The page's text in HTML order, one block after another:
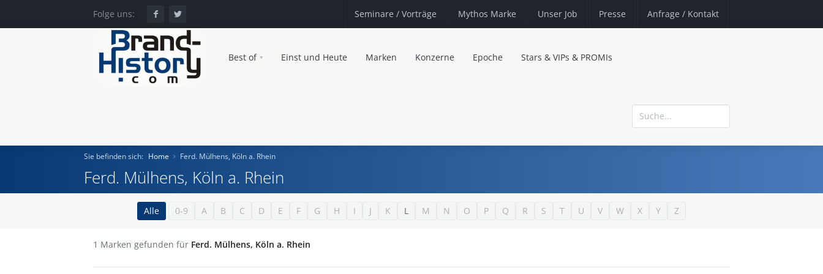
Folge uns: Seminare / Vorträge Mythos Marke Unser Job Presse Anfrage / Kontakt
Best of Einst und Heute Marken Konzerne Epoche Stars & VIPs & PROMIs
Sie befinden sich: Home Ferd. Mülhens, Köln a. Rhein
Ferd. Mülhens, Köln a. Rhein
Alle 0-9 A B C D E F G H I J K L M N O P Q R S T U V W X Y Z
1 Marken gefunden für Ferd. Mülhens, Köln a. Rhein